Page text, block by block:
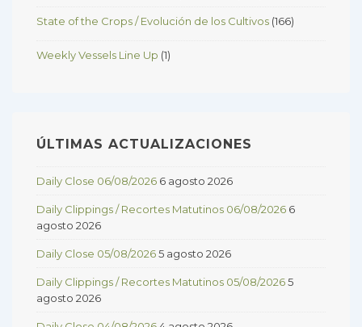
State of the Crops / Evolución de los Cultivos (166)
Weekly Vessels Line Up (1)
ÚLTIMAS ACTUALIZACIONES
Daily Close 06/08/2026 6 agosto 2026
Daily Clippings / Recortes Matutinos 06/08/2026 6
agosto 2026
Daily Close 05/08/20265 agosto 2026
Daily Clippings / Recortes Matutinos 05/08/20265
agosto 2026